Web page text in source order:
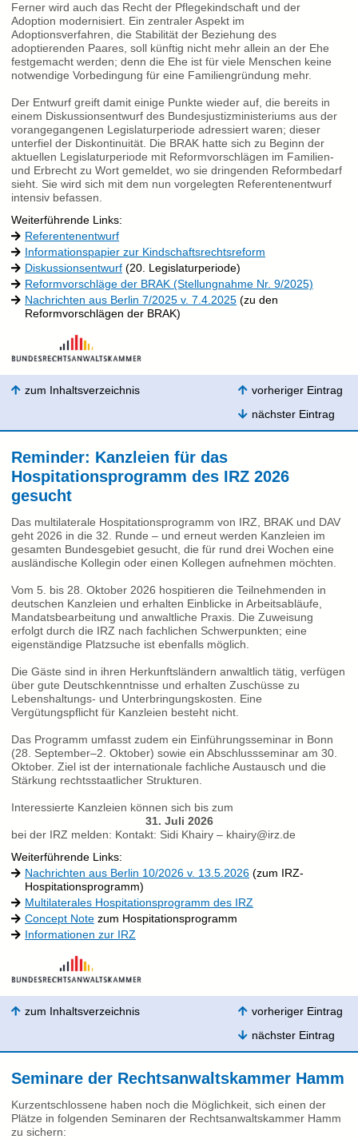
Ferner wird auch das Recht der Pflegekindschaft und der
Adoption modernisiert. Ein zentraler Aspekt im
Adoptionsverfahren, die Stabilität der Beziehung des
adoptierenden Paares, soll künftig nicht mehr allein an der Ehe
festgemacht werden; denn die Ehe ist für viele Menschen keine
notwendige Vorbedingung für eine Familiengründung mehr.
Der Entwurf greift damit einige Punkte wieder auf, die bereits in
einem Diskussionsentwurf des Bundesjustizministeriums aus der
vorangegangenen Legislaturperiode adressiert waren; dieser
unterfiel der Diskontinuität. Die BRAK hatte sich zu Beginn der
aktuellen Legislaturperiode mit Reformvorschlägen im Familien-
und Erbrecht zu Wort gemeldet, wo sie dringenden Reformbedarf
sieht. Sie wird sich mit dem nun vorgelegten Referentenentwurf
intensiv befassen.
Weiterführende Links:
Referentenentwurf
Informationspapier zur Kindschaftsrechtsreform
Diskussionsentwurf (20. Legislaturperiode)
Reformvorschläge der BRAK (Stellungnahme Nr. 9/2025)
Nachrichten aus Berlin 7/2025 v. 7.4.2025 (zu den
Reformvorschlägen der BRAK)
zum Inhaltsverzeichnis
vorheriger Eintrag
nächster Eintrag
Reminder: Kanzleien für das
Hospitationsprogramm des IRZ 2026
gesucht
Das multilaterale Hospitationsprogramm von IRZ, BRAK und DAV
geht 2026 in die 32. Runde – und erneut werden Kanzleien im
gesamten Bundesgebiet gesucht, die für rund drei Wochen eine
ausländische Kollegin oder einen Kollegen aufnehmen möchten.
Vom 5. bis 28. Oktober 2026 hospitieren die Teilnehmenden in
deutschen Kanzleien und erhalten Einblicke in Arbeitsabläufe,
Mandatsbearbeitung und anwaltliche Praxis. Die Zuweisung
erfolgt durch die IRZ nach fachlichen Schwerpunkten; eine
eigenständige Platzsuche ist ebenfalls möglich.
Die Gäste sind in ihren Herkunftsländern anwaltlich tätig, verfügen
über gute Deutschkenntnisse und erhalten Zuschüsse zu
Lebenshaltungs‑ und Unterbringungskosten. Eine
Vergütungspflicht für Kanzleien besteht nicht.
Das Programm umfasst zudem ein Einführungsseminar in Bonn
(28. September–2. Oktober) sowie ein Abschlussseminar am 30.
Oktober. Ziel ist der internationale fachliche Austausch und die
Stärkung rechtsstaatlicher Strukturen.
Interessierte Kanzleien können sich bis zum
31. Juli 2026
bei der IRZ melden: Kontakt: Sidi Khairy – khairy@irz.de
Weiterführende Links:
Nachrichten aus Berlin 10/2026 v. 13.5.2026 (zum IRZ-
Hospitationsprogramm)
Multilaterales Hospitationsprogramm des IRZ
Concept Note zum Hospitationsprogramm
Informationen zur IRZ
zum Inhaltsverzeichnis
vorheriger Eintrag
nächster Eintrag
Seminare der Rechtsanwaltskammer Hamm
Kurzentschlossene haben noch die Möglichkeit, sich einen der
Plätze in folgenden Seminaren der Rechtsanwaltskammer Hamm
zu sichern: